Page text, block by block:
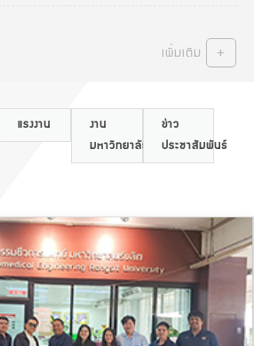
เพิ่มเติม +
แรงงาน
งาน
มหาวิทยาลัย
ข่าว
ประชาสัมพันธ์